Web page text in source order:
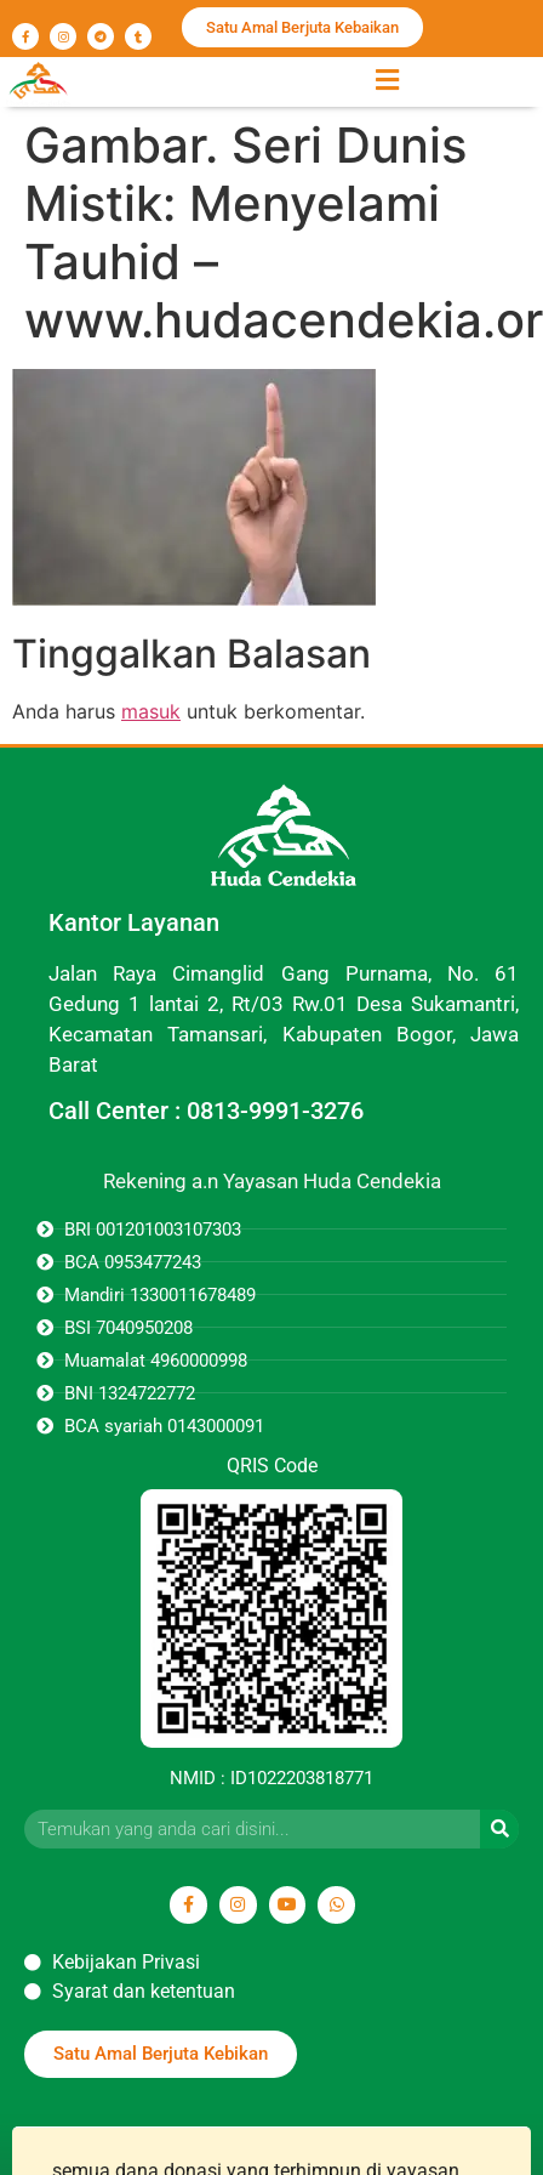
Satu Amal Berjuta Kebaikan
Gambar. Seri Dunis
Mistik: Menyelami
Tauhid –
Tinggalkan Balasan
Anda harus masuk untuk berkomentar.
Kantor Layanan
Jalan Raya Cimanglid Gang Purnama, No. 61
Gedung 1 lantai 2, Rt/03 Rw.01 Desa Sukamantri,
Kecamatan Tamansari, Kabupaten Bogor, Jawa
Barat
Call Center : 0813-9991-3276
Rekening a.n Yayasan Huda Cendekia
BRI 001201003107303
BCA 0953477243
Mandiri 1330011678489
BSI 7040950208
Muamalat 4960000998
BNI 1324722772
BCA syariah 0143000091
QRIS Code
NMID : ID1022203818771
Kebijakan Privasi
Syarat dan ketentuan
Satu Amal Berjuta Kebikan
semua dana donasi yang terhimpun di yayasan